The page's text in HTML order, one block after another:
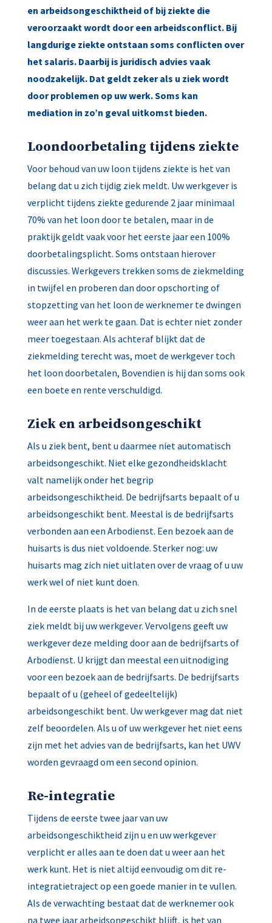
en arbeidsongeschiktheid of bij ziekte die
veroorzaakt wordt door een arbeidsconflict. Bij
langdurige ziekte ontstaan soms conflicten over
het salaris. Daarbij is juridisch advies vaak
noodzakelijk. Dat geldt zeker als u ziek wordt
door problemen op uw werk. Soms kan
mediation in zo’n geval uitkomst bieden.
Loondoorbetaling tijdens ziekte
Voor behoud van uw loon tijdens ziekte is het van
belang dat u zich tijdig ziek meldt. Uw werkgever is
verplicht tijdens ziekte gedurende 2 jaar minimaal
70% van het loon door te betalen, maar in de
praktijk geldt vaak voor het eerste jaar een 100%
doorbetalingsplicht. Soms ontstaan hierover
discussies. Werkgevers trekken soms de ziekmelding
in twijfel en proberen dan door opschorting of
stopzetting van het loon de werknemer te dwingen
weer aan het werk te gaan. Dat is echter niet zonder
meer toegestaan. Als achteraf blijkt dat de
ziekmelding terecht was, moet de werkgever toch
het loon doorbetalen, Bovendien is hij dan soms ook
een boete en rente verschuldigd.
Ziek en arbeidsongeschikt
Als u ziek bent, bent u daarmee niet automatisch
arbeidsongeschikt. Niet elke gezondheidsklacht
valt namelijk onder het begrip
arbeidsongeschiktheid. De bedrijfsarts bepaalt of u
arbeidsongeschikt bent. Meestal is de bedrijfsarts
verbonden aan een Arbodienst. Een bezoek aan de
huisarts is dus niet voldoende. Sterker nog: uw
huisarts mag zich niet uitlaten over de vraag of u uw
werk wel of niet kunt doen.
In de eerste plaats is het van belang dat u zich snel
ziek meldt bij uw werkgever. Vervolgens geeft uw
werkgever deze melding door aan de bedrijfsarts of
Arbodienst. U krijgt dan meestal een uitnodiging
voor een bezoek aan de bedrijfsarts. De bedrijfsarts
bepaalt of u (geheel of gedeeltelijk)
arbeidsongeschikt bent. Uw werkgever mag dat niet
zelf beoordelen. Als u of uw werkgever het niet eens
zijn met het advies van de bedrijfsarts, kan het UWV
worden gevraagd om een second opinion.
Re-integratie
Tijdens de eerste twee jaar van uw
arbeidsongeschiktheid zijn u en uw werkgever
verplicht er alles aan te doen dat u weer aan het
werk kunt. Het is niet altijd eenvoudig om dit re-
integratietraject op een goede manier in te vullen.
Als de verwachting bestaat dat de werknemer ook
na twee jaar arbeidsongeschikt blijft, is het van